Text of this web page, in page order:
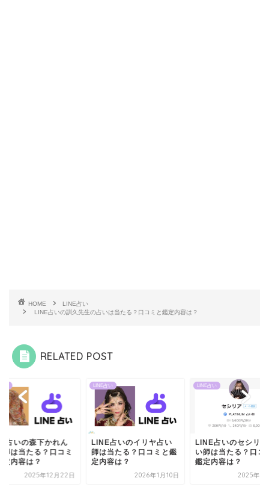
HOME
LINE占い
LINE占いの訓久先生の占いは当たる？口コミと鑑定内容は？
RELATED POST
占いの森下かれん
師は当たる？口コミ
定内容は？
2025年12月22日
LINE占い
LINE占いのイリヤ占い
師は当たる？口コミと鑑
定内容は？
2026年1月10日
LINE占い
LINE占いのセシリ
い師は当たる？口コ
鑑定内容は？
2025年8